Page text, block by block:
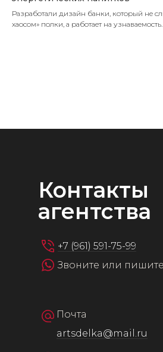
Разработали дизайн банки, который не
хаосом» полки, а работает на узнаваемость.
Контакты
агентства
+7 (961) 591-75-99
Звоните или
Почта
artsdelka@mail.ru